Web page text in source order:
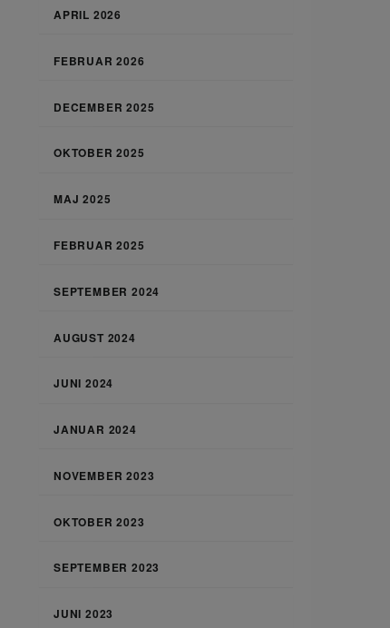
APRIL 2026
FEBRUAR 2026
DECEMBER 2025
OKTOBER 2025
MAJ 2025
FEBRUAR 2025
SEPTEMBER 2024
AUGUST 2024
JUNI 2024
JANUAR 2024
NOVEMBER 2023
OKTOBER 2023
SEPTEMBER 2023
JUNI 2023